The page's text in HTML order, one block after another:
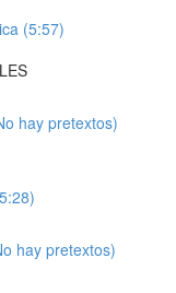
(5:57)
hay pretextos)
hay pretextos)